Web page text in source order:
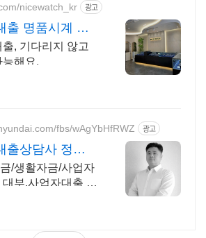
nicewatch_kr 광고
출 명품시계 전
, 기다리지 않고
해요.
fbs/wAgYbHfRWZ 광고
출상담사 정종
/생활자금/사업자
부,사업자대출 대